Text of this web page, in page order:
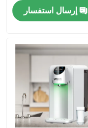
إرسال استفسار